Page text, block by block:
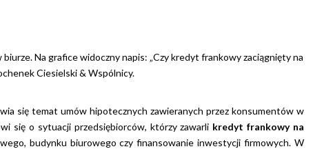
się temat umów hipotecznych zawieranych przez konsumentów w
się o sytuacji przedsiębiorców, którzy zawarli kredyt frankowy na
budynku biurowego czy finansowanie inwestycji firmowych. W